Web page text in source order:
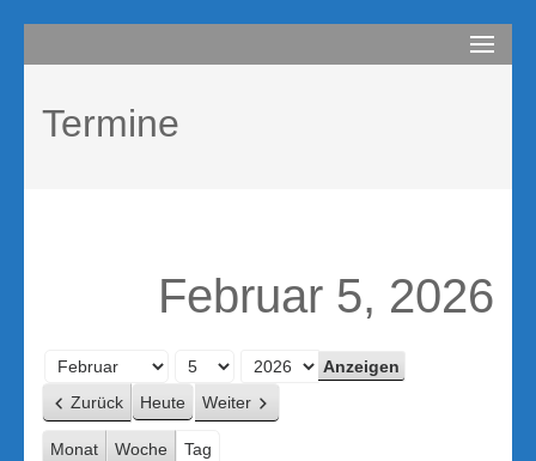
Inhalt
(Enter
drücken)
compurem
Termine
Februar 5, 2026
Monat
Tag
Jahr
Zurück Heute Weiter
Monat Woche Tag